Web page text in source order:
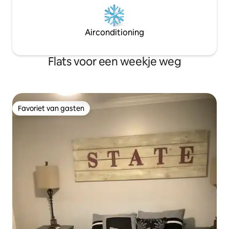
Airconditioning
Flats voor een weekje weg
Favoriet van gasten
Favoriet van gasten